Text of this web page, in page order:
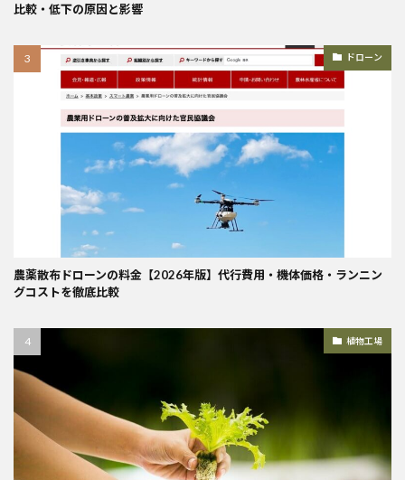
比較・低下の原因と影響
ドローン
農薬散布ドローンの料金【2026年版】代行費用・機体価格・ランニン
グコストを徹底比較
植物工場